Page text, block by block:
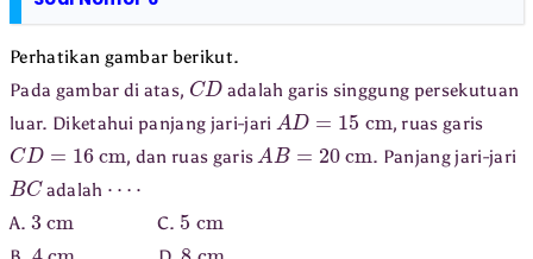
Perhatikan gambar berikut.
Pada gambar di atas, CD adalah garis singgung persekutuan
luar. Diketahui panjang jari-jari
AD= cm , ruas garis
CD= 16 cm , dan ruas garis AB= 20cm . Panjang jari-jari
BCadalah
A. 3 C. 5
4 8